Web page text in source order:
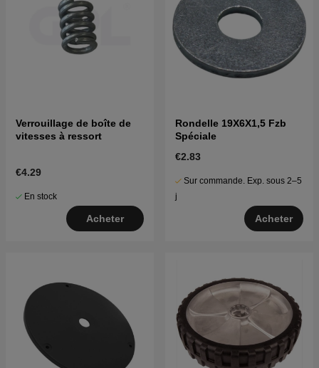
Verrouillage de boîte de
vitesses à ressort
€4.29
En stock
Acheter
Rondelle 19X6X1,5 Fzb
Spéciale
€2.83
Sur commande. Exp. sous 2–5
j
Acheter